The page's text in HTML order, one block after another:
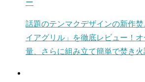
ー
話題のテンマクデザインの新作
イアグリル」を徹底レビュー！
量、さらに組み立て簡単で焚き